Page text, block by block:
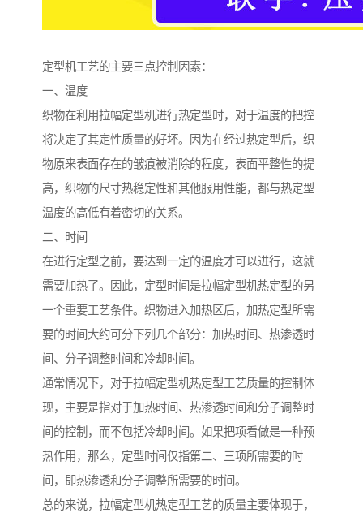
定型机工艺的主要三点控制因素：
一、温度
织物在利用拉幅定型机进行热定型时，对于温度的把控
将决定了其定性质量的好坏。因为在经过热定型后，织
物原来表面存在的皱痕被消除的程度，表面平整性的提
高，织物的尺寸热稳定性和其他服用性能，都与热定型
温度的高低有着密切的关系。
二、时间
在进行定型之前，要达到一定的温度才可以进行，这就
需要加热了。因此，定型时间是拉幅定型机热定型的另
一个重要工艺条件。织物进入加热区后，加热定型所需
要的时间大约可分下列几个部分：加热时间、热渗透时
间、分子调整时间和冷却时间。
通常情况下，对于拉幅定型机热定型工艺质量的控制体
现，主要是指对于加热时间、热渗透时间和分子调整时
间的控制，而不包括冷却时间。如果把项看做是一种预
热作用，那么，定型时间仅指第二、三项所需要的时
间，即热渗透和分子调整所需要的时间。
总的来说，拉幅定型机热定型工艺的质量主要体现于，